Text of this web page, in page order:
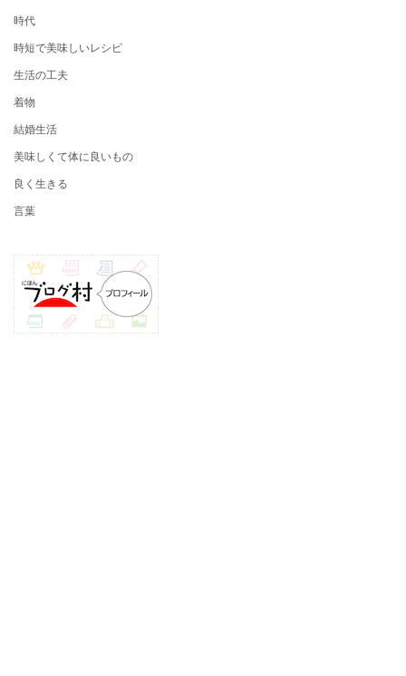
時代
時短で美味しいレシピ
生活の工夫
着物
結婚生活
美味しくて体に良いもの
良く生きる
言葉